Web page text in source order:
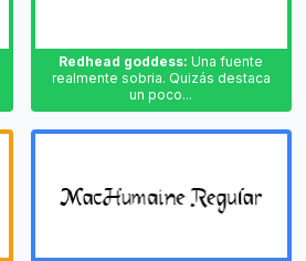
Redhead goddess: Una fuente
realmente sobria. Quizás destaca
un poco...